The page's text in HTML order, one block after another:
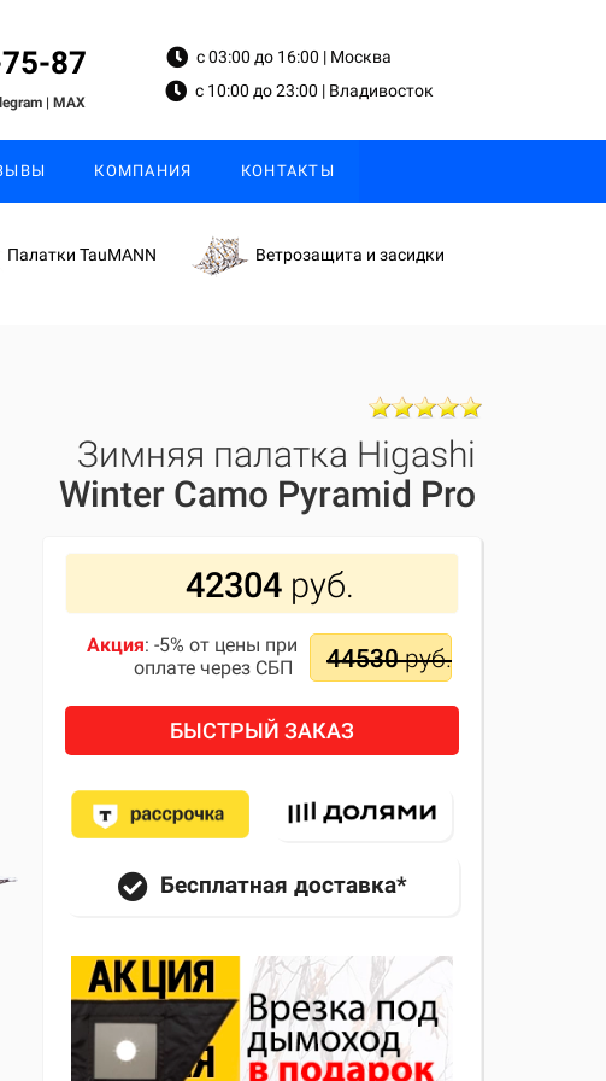
87
| MAX
с 03:00 до 16:00 | Москва
с 10:00 до 23:00 | Владивосток
КОМПАНИЯ КОНТАКТЫ
Палатки TauMANN Ветрозащита и засидки
Зимняя палатка Higashi
Winter Camo Pyramid Pro
42304 руб.
Акция: -5% от цены при
оплате через СБП
44530руб.
БЫСТРЫЙ ЗАКАЗ
Бесплатная доставка*